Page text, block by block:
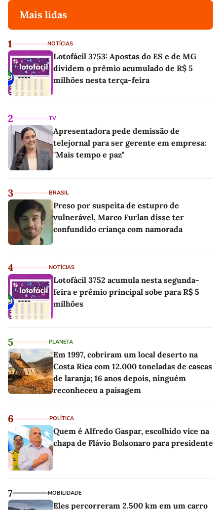
Mais lidas
1 NOTÍCIAS
Lotofácil 3753: Apostas do ES e de MG
dividem o prêmio acumulado de R$ 5
milhões nesta terça-feira
2 TV
Apresentadora pede demissão de
telejornal para ser gerente em empresa:
"Mais tempo e paz"
3 BRASIL
Preso por suspeita de estupro de
vulnerável, Marco Furlan disse ter
confundido criança com namorada
4 NOTÍCIAS
Lotofácil 3752 acumula nesta segunda-
feira e prêmio principal sobe para R$ 5
milhões
5 PLANETA
Em 1997, cobriram um local deserto na
Costa Rica com 12.000 toneladas de cascas
de laranja; 16 anos depois, ninguém
reconheceu a paisagem
6 POLÍTICA
Quem é Alfredo Gaspar, escolhido vice na
chapa de Flávio Bolsonaro para presidente
7 MOBILIDADE
Eles percorreram 2.500 km em um carro